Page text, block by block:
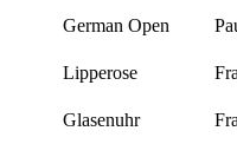
German Open
Lipperose
Glasenuhr